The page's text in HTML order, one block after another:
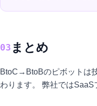
03 まとめ
BtoC→BtoBのピボットは
わります。 弊社ではSaaS